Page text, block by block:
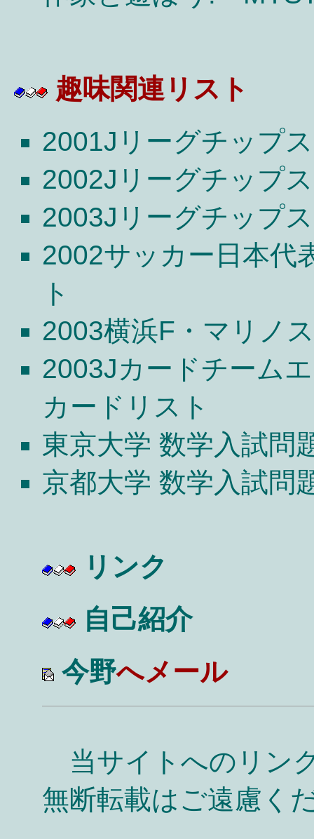
趣味関連リスト
2001Jリーグチップ
2002Jリーグチップ
2003Jリーグチップ
2002サッカー日本代
ト
2003横浜F・マリノ
2003Jカードチーム
カードリスト
東京大学 数学入試問
京都大学 数学入試問
リンク
自己紹介
今野へメール
当サイトへのリン
無断転載はご遠慮く